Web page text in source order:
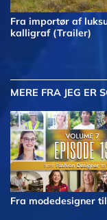
Fra importør af
kalligraf (Trailer)
MERE FRA JEG ER
Fra modedesigner